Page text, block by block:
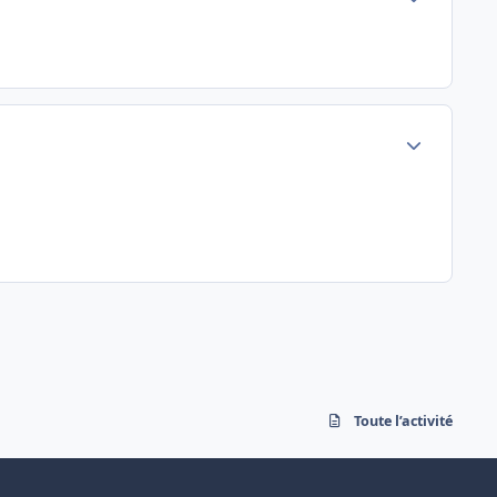
Toute l’activité